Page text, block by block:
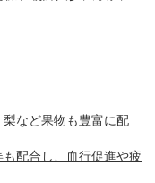
など果物も豊富に配
配合し、血行促進や疲